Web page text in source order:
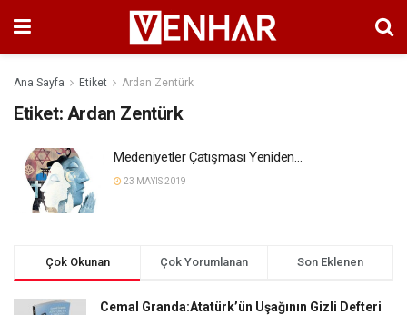
Ana Sayfa Etiket Ardan Zentürk
Etiket: Ardan Zentürk
Medeniyetler Çatışması Yeniden…
23 MAYIS 2019
Çok Okunan Çok Yorumlanan Son Eklenen
Cemal Granda:Atatürk’ün Uşağının Gizli Defteri